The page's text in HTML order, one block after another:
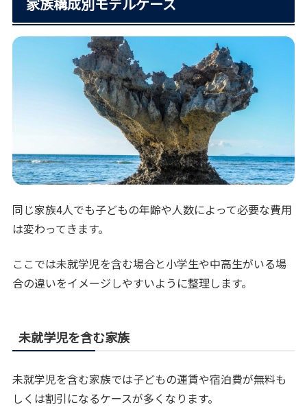
同じ家族4人でも子どもの年齢や人数によって必要な費用
は変わってきます。
ここでは未就学児を含む場合と小学生や中高生がいる場
合の違いをイメージしやすいように整理します。
未就学児を含む家族
未就学児を含む家族では子どもの運賃や宿泊費が無料も
しくは割引になるケースが多くなります。